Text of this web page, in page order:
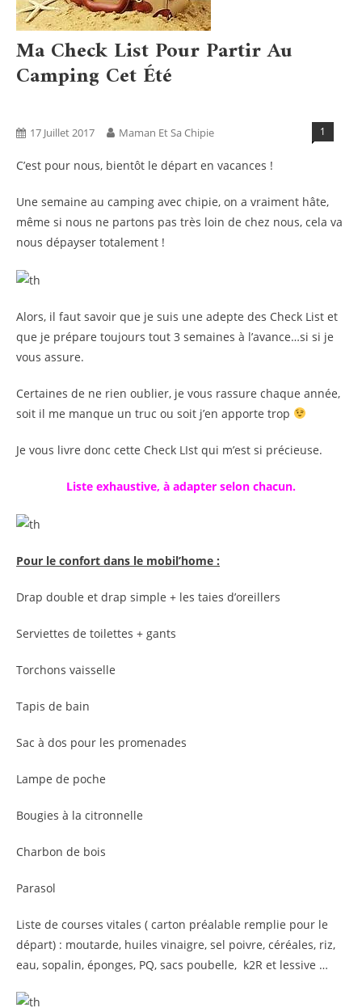
Ma Check List Pour Partir Au
Camping Cet Été
17 Juillet 2017 Maman Et Sa Chipie 1
C’est pour nous, bientôt le départ en vacances !
Une semaine au camping avec chipie, on a vraiment hâte,
même si nous ne partons pas très loin de chez nous, cela va
nous dépayser totalement !
Alors, il faut savoir que je suis une adepte des Check List et
que je prépare toujours tout 3 semaines à l’avance…si si je
vous assure.
Certaines de ne rien oublier, je vous rassure chaque année,
soit il me manque un truc ou soit j’en apporte trop
Je vous livre donc cette Check LIst qui m’est si précieuse.
Liste exhaustive, à adapter selon chacun.
Pour le confort dans le mobil’home :
Drap double et drap simple + les taies d’oreillers
Serviettes de toilettes + gants
Torchons vaisselle
Tapis de bain
Sac à dos pour les promenades
Lampe de poche
Bougies à la citronnelle
Charbon de bois
Parasol
Liste de courses vitales ( carton préalable remplie pour le
départ) : moutarde, huiles vinaigre, sel poivre, céréales, riz,
eau, sopalin, éponges, PQ, sacs poubelle, k2R et lessive …